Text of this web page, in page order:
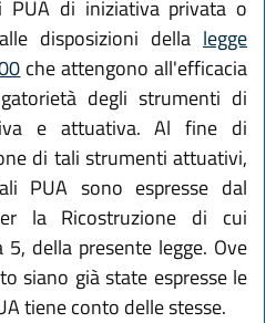
di iniziativa privata o
disposizioni della legge
che attengono all'efficacia
degli strumenti di
e attuativa. Al fine di
di tali strumenti attuativi,
PUA sono espresse dal
la Ricostruzione di cui
della presente legge. Ove
siano già state espresse le
tiene conto delle stesse.